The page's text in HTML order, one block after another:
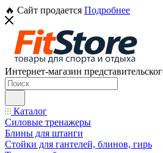
🔥 Сайт продается Подробнее
Интернет-магазин
Каталог
Силовые тренажеры
Блины для штанги
Стойки для гантелей, блинов, гирь